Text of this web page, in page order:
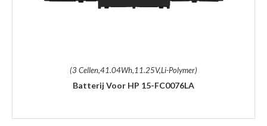
(3 Cellen,41.04Wh,11.25V,Li-Polymer)
Batterij Voor HP 15-FC0076LA